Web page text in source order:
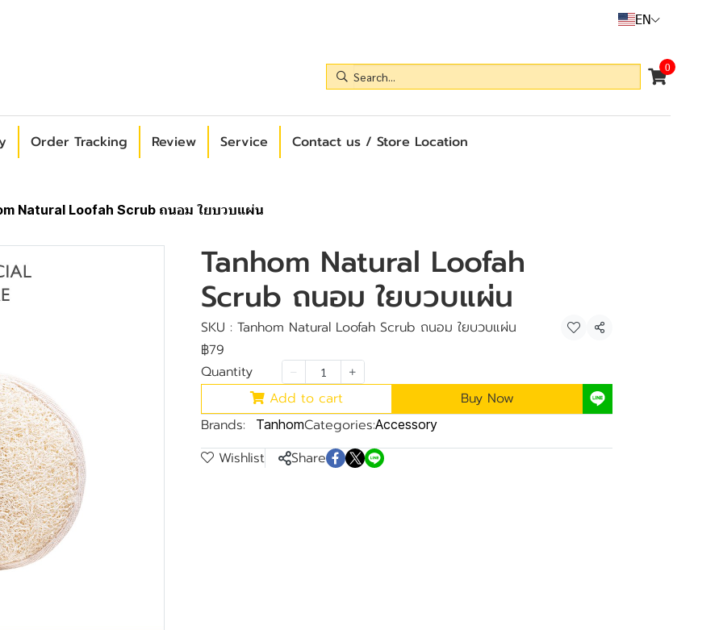
EN
0
Order Tracking Review Service Contact us / Store Location
Natural Loofah Scrub ถนอม ใยบวบแผ่น
Tanhom Natural Loofah
Scrub ถนอม ใยบวบแผ่น
SKU : Tanhom Natural Loofah Scrub ถนอม ใยบวบแผ่น
Share
฿79
Quantity
Add to cart
Buy Now
Brands:
TanhomCategories:Accessory
Wishlist Share